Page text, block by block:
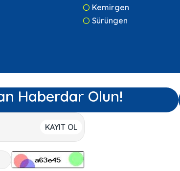
Kemirgen
Sürüngen
Haberdar Olun!
KAYIT OL